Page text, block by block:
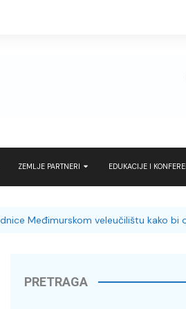
Rovinj
ZEMLJE PARTNERI
Kraljevina Nizozemska
EDUKACIJE I
Međimurskom veleučilištu kako bi
PRETRAGA